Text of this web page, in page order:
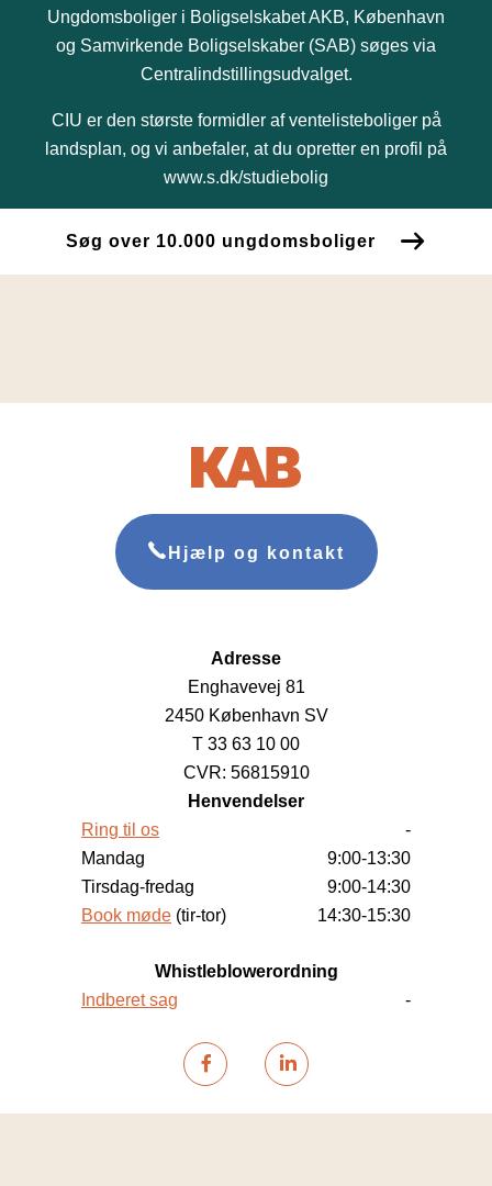
Ungdomsboliger i Boligselskabet AKB, København
og Samvirkende Boligselskaber (SAB) søges via
Centralindstillingsudvalget.
CIU er den største formidler af ventelisteboliger på
landsplan, og vi anbefaler, at du opretter en profil på
www.s.dk/studiebolig
Søg over 10.000 ungdomsboliger
Hjælp og kontakt
Adresse
Enghavevej 81
2450 København SV
T 33 63 10 00
CVR: 56815910
Henvendelser
Ring til os
-
Mandag
9:00-13:30
Tirsdag-fredag
9:00-14:30
Book møde (tir-tor) 14:30-15:30
Whistleblowerordning
Indberet sag
-